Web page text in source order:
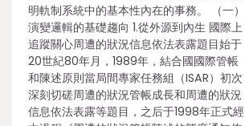
明軌制系統中的基本性內在的事務。 （一）
演變邏輯的基礎趨向 1.從外源到內生 國際上
追蹤關心周遭的狀況信息依法表露題目始于
20世紀80年月，1989年，結合國國際管帳
和陳述原則當局間專家任務組（ISAR）初次
深刻切磋周遭的狀況管帳成長和周遭的狀況
信息依法表露等題目，之后于1998年正式經